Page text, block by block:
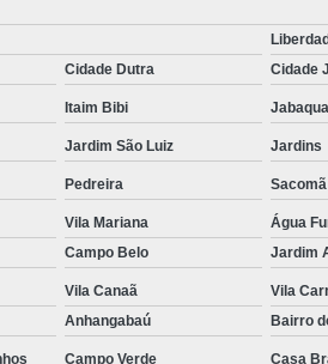
Cidade Dutra Cidade
Itaim Bibi
Jardim São Luiz Jardins
Pedreira Sacomã
Vila Mariana
Água
Campo Belo Jardim
Vila Canaã Vila
Anhangabaú Bairro
Campo Verde Casa